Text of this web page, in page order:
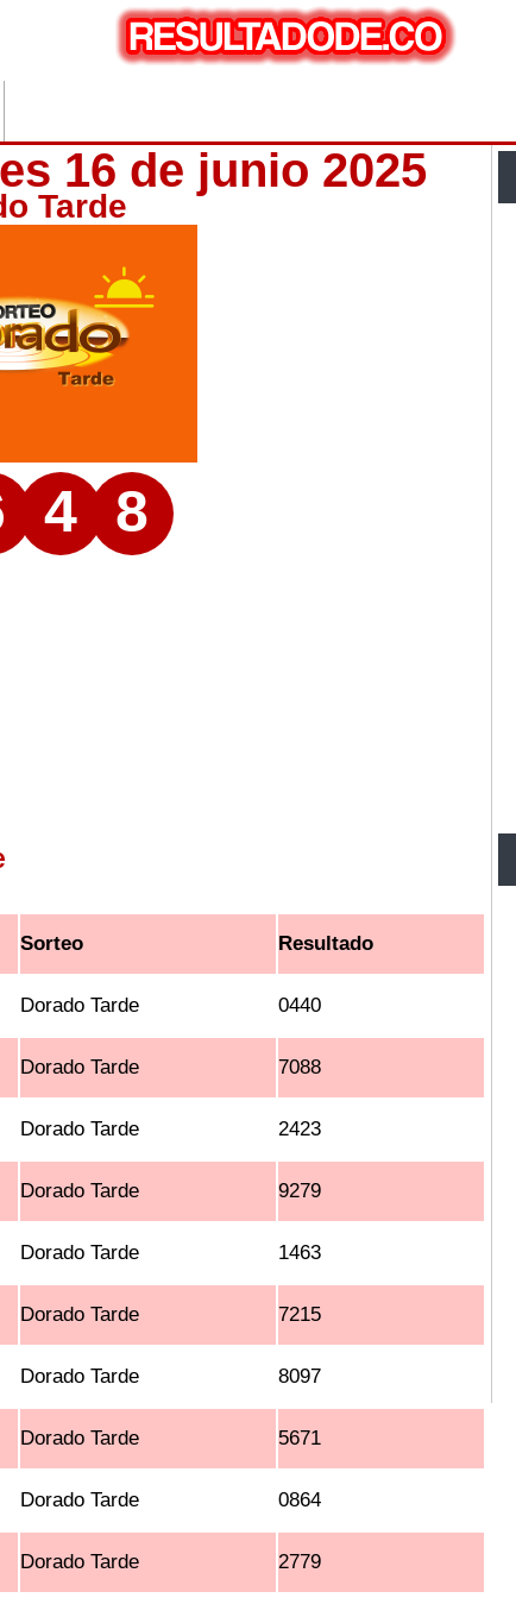
16 de junio 2025
Tarde
4 8
Sorteo Resultado
Dorado Tarde 0440
Dorado Tarde 7088
Dorado Tarde 2423
Dorado Tarde 9279
Dorado Tarde 1463
Dorado Tarde 7215
Dorado Tarde 8097
Dorado Tarde 5671
Dorado Tarde 0864
Dorado Tarde 2779